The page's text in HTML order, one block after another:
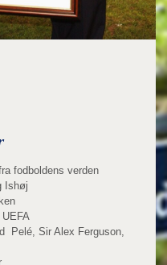
fodboldens verden
Ishøj
Sir Alex Ferguson,